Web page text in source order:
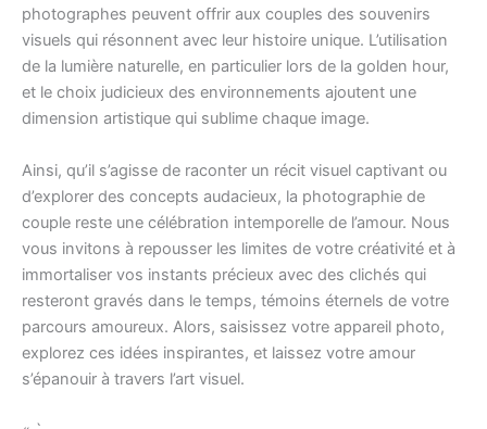
photographes peuvent offrir aux couples des souvenirs
visuels qui résonnent avec leur histoire unique. L’utilisation
de la lumière naturelle, en particulier lors de la golden hour,
et le choix judicieux des environnements ajoutent une
dimension artistique qui sublime chaque image.
Ainsi, qu’il s’agisse de raconter un récit visuel captivant ou
d’explorer des concepts audacieux, la photographie de
couple reste une célébration intemporelle de l’amour. Nous
vous invitons à repousser les limites de votre créativité et à
immortaliser vos instants précieux avec des clichés qui
resteront gravés dans le temps, témoins éternels de votre
parcours amoureux. Alors, saisissez votre appareil photo,
explorez ces idées inspirantes, et laissez votre amour
s’épanouir à travers l’art visuel.